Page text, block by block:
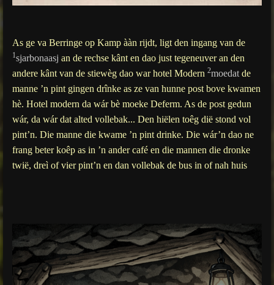
As ge va Berringe op Kamp ààn rijdt, ligt den ingang van de
1sjarbonaasj an de rechse kânt en dao just tegeneuver an den
andere kânt van de stiewèg dao war hotel Modern 2moedat de
manne ’n pint gingen drînke as ze van hunne post bove kwamen
hè. Hotel modern da wár bè moeke Deferm. As de post gedun
wár, da wár dat alted vollebak... Den hiëlen toêg dië stond vol
pint’n. Die manne die kwame ’n pint drinke. Die wár’n dao ne
frang beter koêp as in ’n ander café en die mannen die dronke
twië, dreì of vier pint’n en dan vollebak de bus in of nah huis